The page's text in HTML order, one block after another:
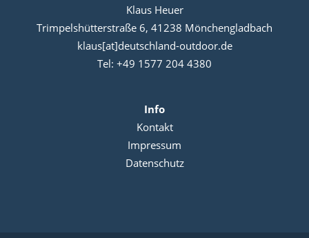
Klaus Heuer
Trimpelshütterstraße 6, 41238 Mönchengladbach
klaus[at]deutschland-outdoor.de
Tel: +49 1577 204 4380
Info
Kontakt
Impressum
Datenschutz